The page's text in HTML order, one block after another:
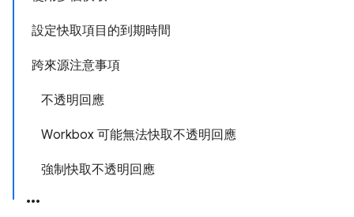
設定快取項目的到期時間
跨來源注意事項
不透明回應
Workbox 可能無法快取不透明回應
強制快取不透明回應